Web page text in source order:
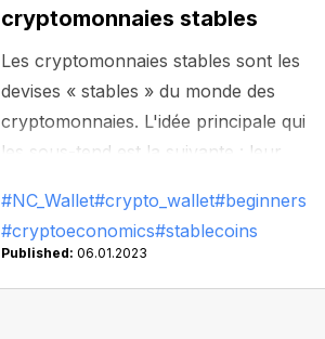
cryptomonnaies stables
Les cryptomonnaies stables sont les
devises « stables » du monde des
cryptomonnaies. L'idée principale qui
les sous-tend est la suivante : leur
réserve comme le dollar, l'euro ou
même l'or !
#NC_Wallet#crypto_wallet#beginners
#cryptoeconomics#stablecoins
Published: 06.01.2023